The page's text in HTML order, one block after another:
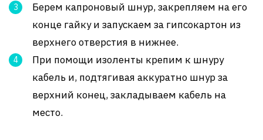
Берем капроновый шнур, закрепляем на его
конце гайку и запускаем за гипсокартон из
верхнего отверстия в нижнее.
При помощи изоленты крепим к шнуру
кабель и, подтягивая аккуратно шнур за
верхний конец, закладываем кабель на
место.